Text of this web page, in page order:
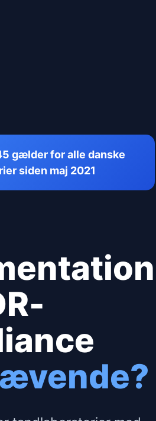
gælder for alle danske
siden maj 2021